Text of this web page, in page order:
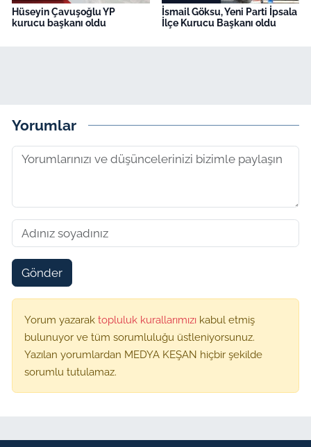
Hüseyin Çavuşoğlu YP
kurucu başkanı oldu
İsmail Göksu, Yeni Parti İpsala
İlçe Kurucu Başkanı oldu
Yorumlar
Gönder
Yorum yazarak topluluk kurallarımızı kabul etmiş
bulunuyor ve tüm sorumluluğu üstleniyorsunuz.
Yazılan yorumlardan MEDYA KEŞAN hiçbir şekilde
sorumlu tutulamaz.